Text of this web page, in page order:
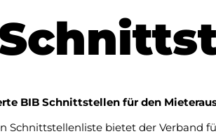
BIB Schnittstellen für den
Schnittstellenliste bietet der Verband